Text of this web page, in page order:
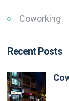
Coworking
Recent Posts